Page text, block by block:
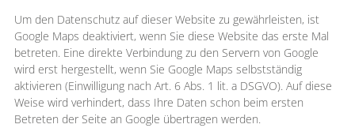
Um den Datenschutz auf dieser Website zu gewährleisten, ist
Google Maps deaktiviert, wenn Sie diese Website das erste Mal
betreten. Eine direkte Verbindung zu den Servern von Google
wird erst hergestellt, wenn Sie Google Maps selbstständig
aktivieren (Einwilligung nach Art. 6 Abs. 1 lit. a DSGVO). Auf diese
Weise wird verhindert, dass Ihre Daten schon beim ersten
Betreten der Seite an Google übertragen werden.